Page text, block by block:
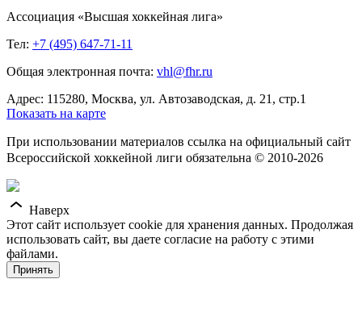
Ассоциация «Высшая хоккейная лига»
Тел: +7 (495) 647-71-11
Общая электронная почта: vhl@fhr.ru
Адрес: 115280, Москва, ул. Автозаводская, д. 21, стр.1
Показать на карте
При использовании материалов ссылка на официальный сайт
Всероссийской хоккейной лиги обязательна © 2010-2026
Наверх
Этот сайт использует cookie для хранения данных. Продолжая
использовать сайт, вы даете согласие на работу с этими
файлами.
Принять